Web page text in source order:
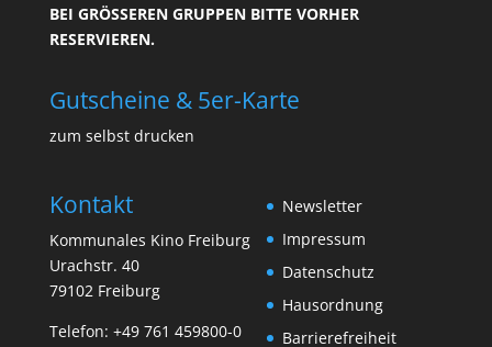
BEI GRÖSSEREN GRUPPEN BITTE VORHER R
ESERVIEREN.
Gutscheine & 5er-Karte
zum selbst drucken
Kontakt
Kommunales Kino Freiburg
Urachstr. 40
79102 Freiburg
Telefon: +49 761 459800-0
Newsletter
Impressum
Datenschutz
Hausordnung
Barrierefreiheit